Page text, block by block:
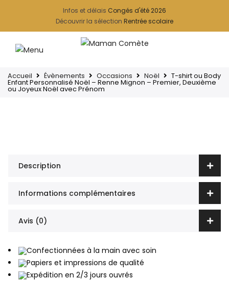
Infos et délais Congés d'été 2026
Découvrir la sélection Rentrée scolaire
Accueil Évènements Occasions Noël T-shirt ou Body
Enfant Personnalisé Noël – Renne Mignon – Premier, Deuxième
ou Joyeux Noël avec Prénom
Description
Informations complémentaires
Avis (0)
Confectionnées à la main avec soin
Papiers et impressions de qualité
Expédition en 2/3 jours ouvrés